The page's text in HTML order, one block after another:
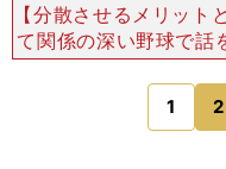
【分散させるメリット
て関係の深い野球で
人で1チームだけど、
強くて、強打者である
れ
1 2
のペ